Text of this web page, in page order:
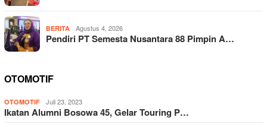
BERITA Agustus 4, 2026
Pendiri PT Semesta Nusantara 88 Pimpin A…
OTOMOTIF
OTOMOTIF Juli 23, 2023
Ikatan Alumni Bosowa 45, Gelar Touring P…